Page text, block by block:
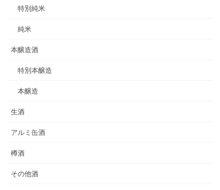
特別純米
純米
本醸造酒
特別本醸造
本醸造
生酒
アルミ缶酒
樽酒
その他酒